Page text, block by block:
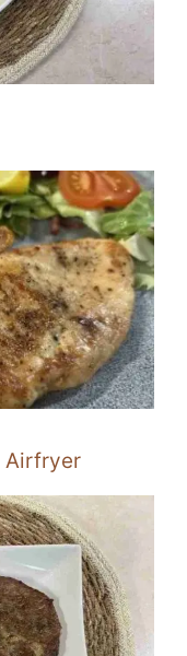
Airfryer